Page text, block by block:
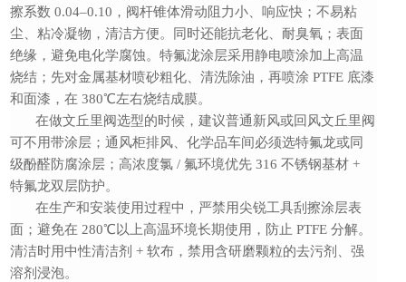
擦系数 0.04–0.10，阀杆锥体滑动阻力小、响应快；不易粘
尘、粘冷凝物，清洁方便。 同时还能抗老化、耐臭氧；表面
绝缘，避免电化学腐蚀。特氟泷涂层采用静电喷涂加上高温
烧结；先对金属基材喷砂粗化、清洗除油，再喷涂 PTFE 底漆
和面漆，在 380℃左右烧结成膜。
在做文丘里阀选型的时候，建议普通新风或回风文丘里阀
可不用带涂层；通风柜排风、化学品车间必须选特氟龙或同
级酚醛防腐涂层；高浓度氯 / 氟环境优先 316 不锈钢基材 +
特氟龙双层防护。
在生产和安装使用过程中， 严禁用尖锐工具刮擦涂层表
面；避免在 280℃以上高温环境长期使用，防止 PTFE 分解。
清洁时用中性清洁剂 + 软布，禁用含研磨颗粒的去污剂、强
溶剂浸泡。